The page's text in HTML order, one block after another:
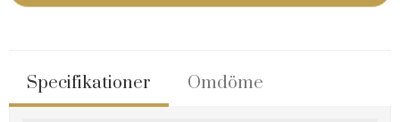
Specifikationer Omdöme